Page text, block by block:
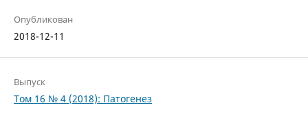
Опубликован
2018-12-11
Выпуск
Том 16 № 4 (2018): Патогенез